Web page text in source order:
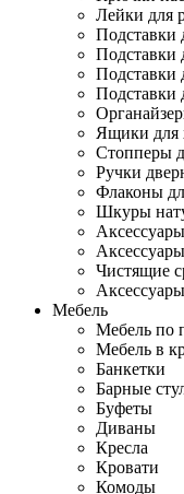
Лейки для
Подставки
Подставки
Подставки
Подставки
Ящики для
Стопперы
Ручки
Флаконы
Шкуры
Чистящие
Мебель
Мебель по
Мебель в
Банкетки
Барные
Буфеты
Диваны
Кресла
Кровати
Комоды